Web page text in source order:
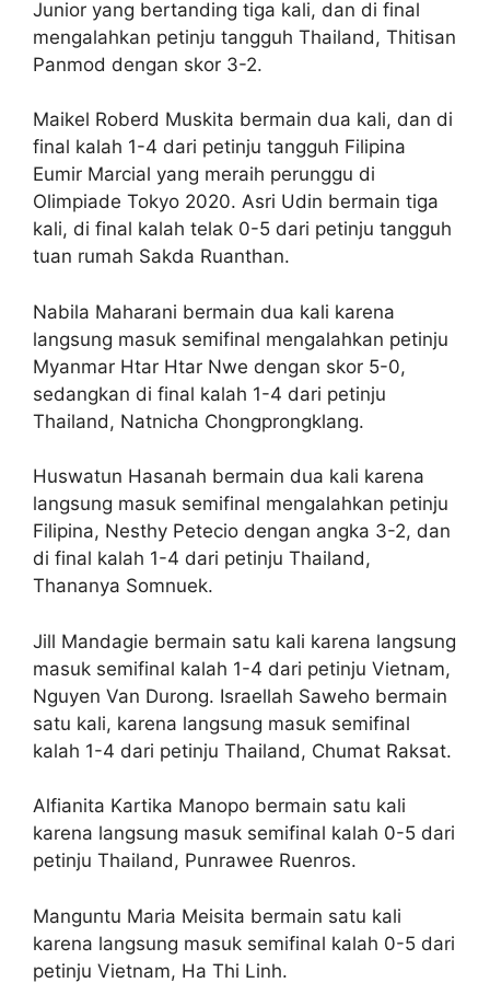
Junior yang bertanding tiga kali, dan di final
mengalahkan petinju tangguh Thailand, Thitisan
Panmod dengan skor 3-2.
Maikel Roberd Muskita bermain dua kali, dan di
final kalah 1-4 dari petinju tangguh Filipina
Eumir Marcial yang meraih perunggu di
Olimpiade Tokyo 2020. Asri Udin bermain tiga
kali, di final kalah telak 0-5 dari petinju tangguh
tuan rumah Sakda Ruanthan.
Nabila Maharani bermain dua kali karena
langsung masuk semifinal mengalahkan petinju
Myanmar Htar Htar Nwe dengan skor 5-0,
sedangkan di final kalah 1-4 dari petinju
Thailand, Natnicha Chongprongklang.
Huswatun Hasanah bermain dua kali karena
langsung masuk semifinal mengalahkan petinju
Filipina, Nesthy Petecio dengan angka 3-2, dan
di final kalah 1-4 dari petinju Thailand,
Thananya Somnuek.
Jill Mandagie bermain satu kali karena langsung
masuk semifinal kalah 1-4 dari petinju Vietnam,
Nguyen Van Durong. Israellah Saweho bermain
satu kali, karena langsung masuk semifinal
kalah 1-4 dari petinju Thailand, Chumat Raksat.
Alfianita Kartika Manopo bermain satu kali
karena langsung masuk semifinal kalah 0-5 dari
petinju Thailand, Punrawee Ruenros.
Manguntu Maria Meisita bermain satu kali
karena langsung masuk semifinal kalah 0-5 dari
petinju Vietnam, Ha Thi Linh.